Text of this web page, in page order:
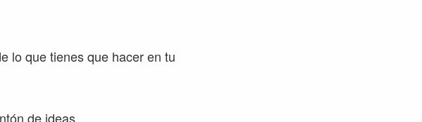
lo que tienes que hacer en tu
de ideas.